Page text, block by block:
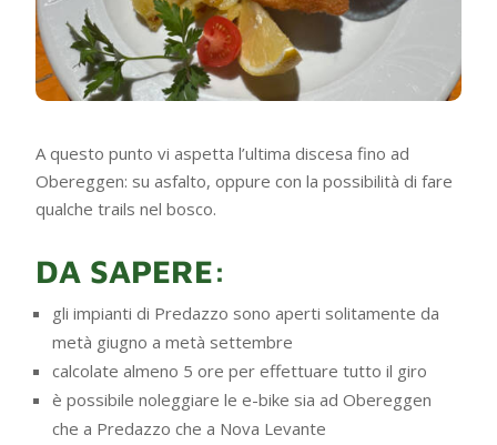
A questo punto vi aspetta l’ultima discesa fino ad
Obereggen: su asfalto, oppure con la possibilità di fare
qualche trails nel bosco.
DA SAPERE:
gli impianti di Predazzo sono aperti solitamente da
metà giugno a metà settembre
calcolate almeno 5 ore per effettuare tutto il giro
è possibile noleggiare le e-bike sia ad Obereggen
che a Predazzo che a Nova Levante